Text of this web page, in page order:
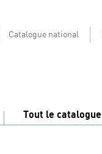
Catalogue national
Tout le catalogue